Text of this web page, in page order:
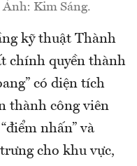
Ảnh: Kim Sáng.
kỹ thuật Thành
chính quyền thành
có diện tích
thành công viên
nhấn” và
cho khu vực,